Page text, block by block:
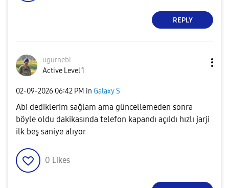
REPLY
ugurnebi
Active Level 1
‎02-09-2026 06:42 PM in Galaxy S
Abi dediklerim sağlam ama güncellemeden sonra
böyle oldu dakikasında telefon kapandı açıldı hızlı jarji
ilk beş saniye alıyor
0 Likes